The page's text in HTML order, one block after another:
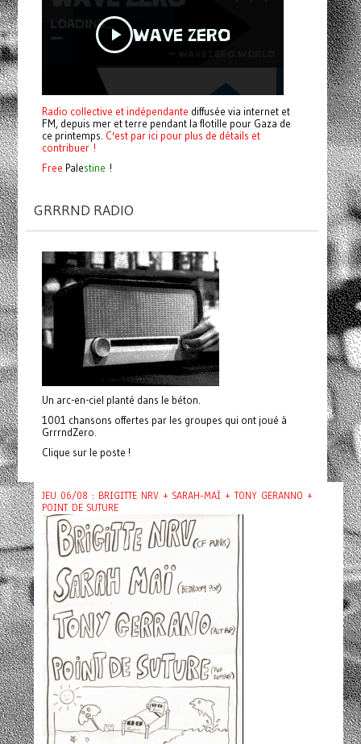
Radio collective et indépendante diffusée via internet et
FM, depuis mer et terre pendant la flotille pour Gaza de
ce printemps. C'est par ici pour plus de détails et
contribuer !
Free Palestine !
GRRRND RADIO
Un arc-en-ciel planté dans le béton.
1001 chansons offertes par les groupes qui ont joué à
GrrrndZero.
Clique sur le poste !
JEU 06/08 : BRIGITTE NRV + SARAH-MAÏ + TONY GERANNO +
POINT DE SUTURE